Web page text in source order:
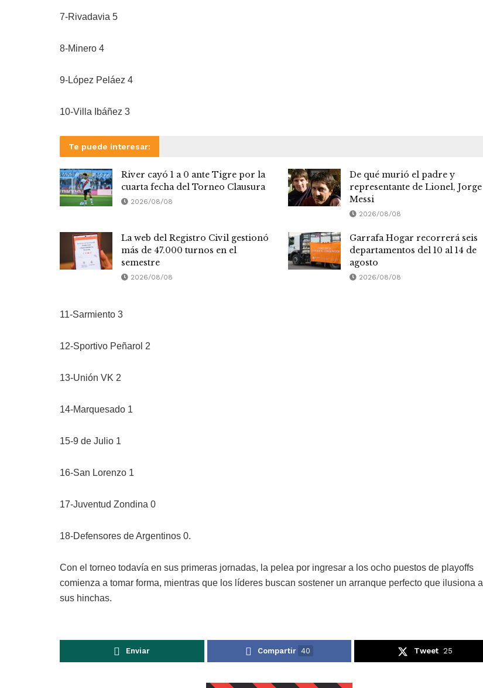
7-Rivadavia 5
8-Minero 4
9-López Peláez 4
10-Villa Ibáñez 3
Te puede interesar:
River cayó 1 a 0 ante Tigre por la
cuarta fecha del Torneo Clausura
2026/08/08
De qué murió el padre y
representante de Lionel, Jorge
Messi
2026/08/08
La web del Registro Civil gestionó
más de 47.000 turnos en el
semestre
2026/08/08
Garrafa Hogar recorrerá seis
departamentos del 10 al 14 de
agosto
2026/08/08
11-Sarmiento 3
12-Sportivo Peñarol 2
13-Unión VK 2
14-Marquesado 1
15-9 de Julio 1
16-San Lorenzo 1
17-Juventud Zondina 0
18-Defensores de Argentinos 0.
Con el torneo todavía en sus primeras jornadas, la pelea por ingresar a los ocho puestos de playoffs
comienza a tomar forma, mientras que los líderes buscan sostener un arranque perfecto que ilusiona a
sus hinchas.
Enviar Compartir 40 Tweet 25